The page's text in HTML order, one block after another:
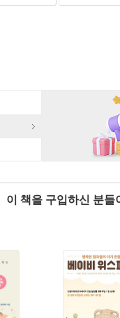
이 책을 구입하신 분들